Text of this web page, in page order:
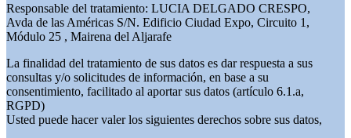
Responsable del tratamiento: LUCIA DELGADO CRESPO,
Avda de las Américas S/N. Edificio Ciudad Expo, Circuito 1,
Módulo 25 , Mairena del Aljarafe
La finalidad del tratamiento de sus datos es dar respuesta a sus
consultas y/o solicitudes de información, en base a su
consentimiento, facilitado al aportar sus datos (artículo 6.1.a,
RGPD)
Usted puede hacer valer los siguientes derechos sobre sus datos,